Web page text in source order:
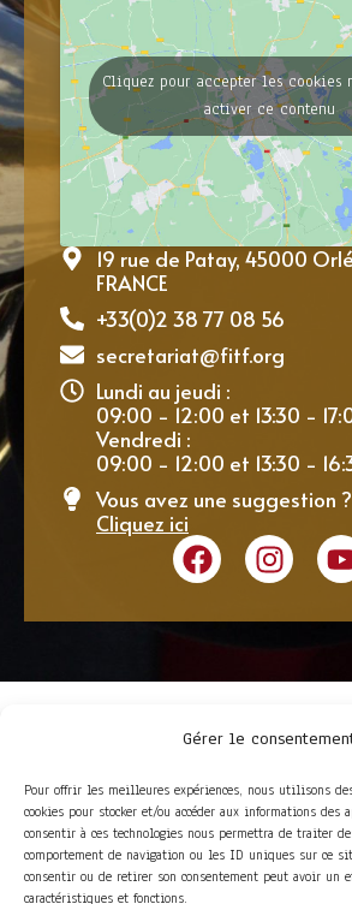
Gérer le
Pour offrir les meilleures expériences, nous utilisons
cookies pour stocker et/ou accéder aux informations des
consentir à ces technologies nous permettra de traiter
comportement de navigation ou les ID uniques sur ce
consentir ou de retirer son consentement peut avoir un
caractéristiques et fonctions.
Cliquez pour accepter les cookies
activer ce contenu
19 rue de Patay, 45000
FRANCE
+33(0)2 38 77 08 56
secretariat@fitf.org
Lundi au jeudi :
09:00 - 12:00 et 13:30 -
Vendredi :
09:00 - 12:00 et 13:30 -
Vous avez une suggestion ?
Cliquez ici
ACCÈS RAPIDE